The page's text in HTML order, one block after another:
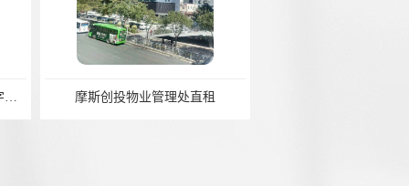
业管理处直租 摩斯创投管理处